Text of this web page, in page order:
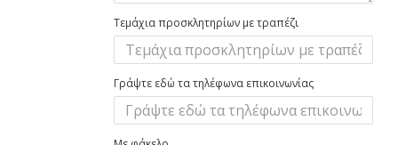
Τεμάχια προσκλητηρίων με τραπέζι
Γράψτε εδώ τα τηλέφωνα επικοινωνίας